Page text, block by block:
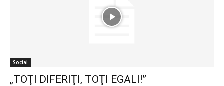
Social
„TOŢI DIFERIŢI, TOŢI EGALI!”